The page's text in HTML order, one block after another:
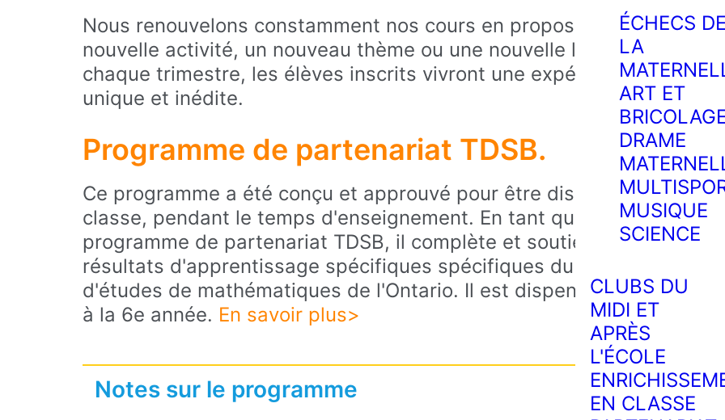
ÉCHECS DE
LA
ART ET
DRAME
MUSIQUE
SCIENCE
CLUBS DU
MIDI ET
APRÈS
L'ÉCOLE
EN CLASSE
Nous renouvelons constamment nos cours en proposant une
nouvelle activité, un nouveau thème ou une nouvelle leçon. À
chaque trimestre, les élèves inscrits vivront une expérience
unique et inédite.
Programme de partenariat TDSB.
Ce programme a été conçu et approuvé pour être dispensé en
classe, pendant le temps d'enseignement. En tant que
programme de partenariat TDSB, il complète et soutient des
résultats d'apprentissage spécifiques spécifiques du programme
d'études de mathématiques de l'Ontario. Il est dispensé de la 4e
à la 6e année. En savoir plus>
Notes sur le programme